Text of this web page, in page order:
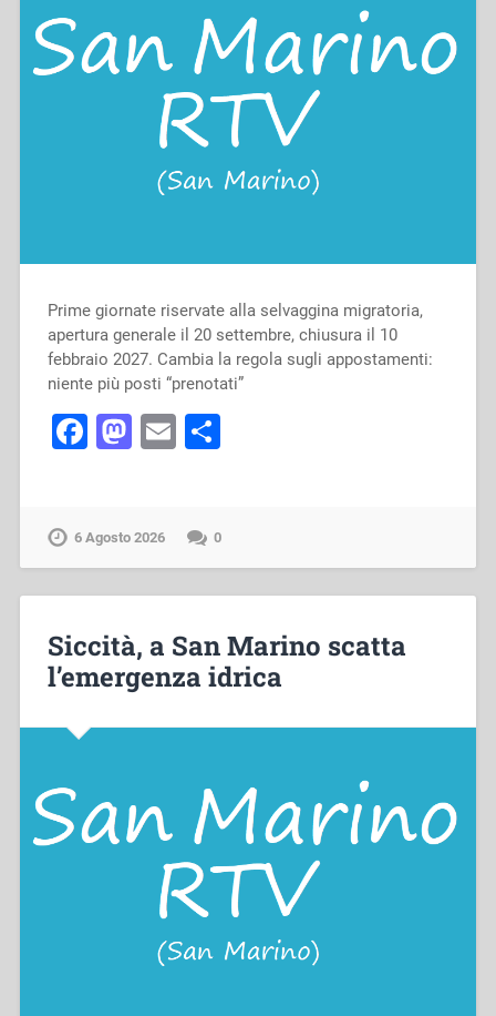
Prime giornate riservate alla selvaggina migratoria,
apertura generale il 20 settembre, chiusura il 10
febbraio 2027. Cambia la regola sugli appostamenti:
niente più posti “prenotati”
Facebook
Mastodon
EmailCondividi
6 Agosto 2026 0
Siccità, a San Marino scatta
l’emergenza idrica